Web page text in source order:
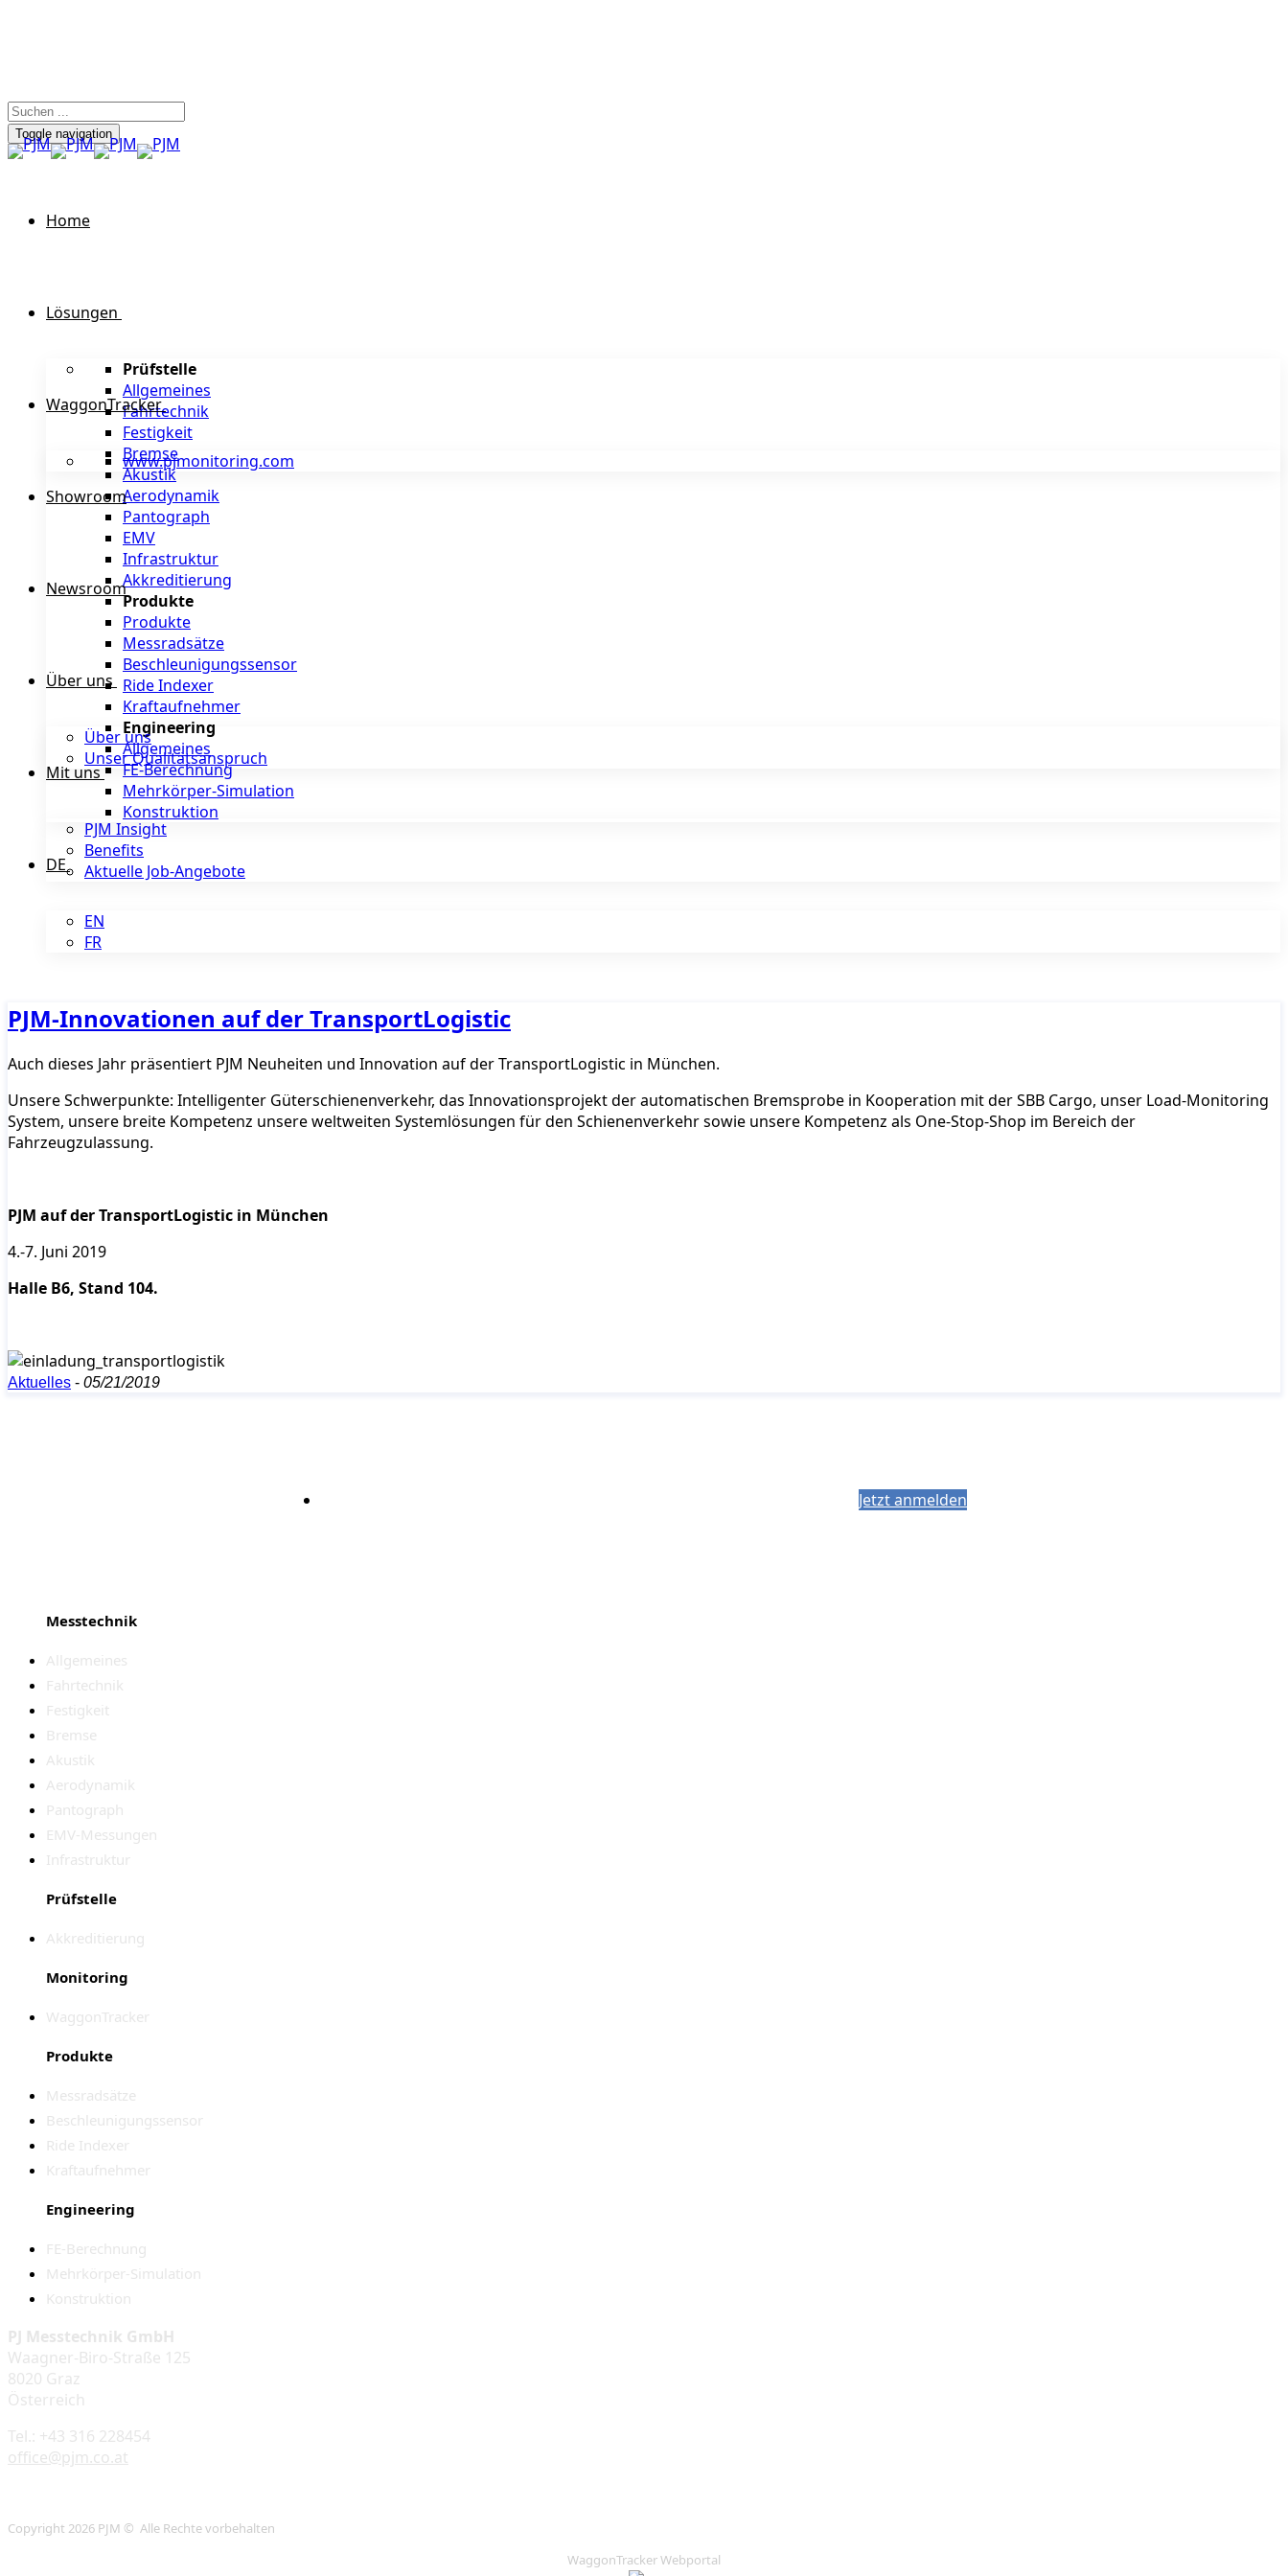
Toggle navigation
Home
Lösungen
Prüfstelle
Allgemeines
Fahrtechnik
Festigkeit
Bremse
Akustik
Aerodynamik
Pantograph
EMV
Infrastruktur
Akkreditierung
Produkte
Produkte
Messradsätze
Beschleunigungssensor
Ride Indexer
Kraftaufnehmer
Engineering
Allgemeines
FE-Berechnung
Mehrkörper-Simulation
Konstruktion
WaggonTracker
www.pjmonitoring.com
Showroom
Newsroom
Über uns
Über uns
Unser Qualitätsanspruch
Mit uns
PJM Insight
Benefits
Aktuelle Job-Angebote
DE
EN
FR
PJM-Innovationen auf der TransportLogistic
Auch dieses Jahr präsentiert PJM Neuheiten und Innovation auf der TransportLogistic in München.
Unsere Schwerpunkte: Intelligenter Güterschienenverkehr, das Innovationsprojekt der automatischen Bremsprobe in Kooperation mit der SBB Cargo, unser Load-Monitoring
System, unsere breite Kompetenz unsere weltweiten Systemlösungen für den Schienenverkehr sowie unsere Kompetenz als One-Stop-Shop im Bereich der
Fahrzeugzulassung.
PJM auf der TransportLogistic in München
4.-7. Juni 2019
Halle B6, Stand 104.
Aktuelles - 05/21/2019
Jetzt anmelden
Messtechnik
Allgemeines
Fahrtechnik
Festigkeit
Bremse
Akustik
Aerodynamik
Pantograph
EMV-Messungen
Infrastruktur
Prüfstelle
Akkreditierung
Monitoring
WaggonTracker
Produkte
Messradsätze
Beschleunigungssensor
Ride Indexer
Kraftaufnehmer
Engineering
FE-Berechnung
Mehrkörper-Simulation
Konstruktion
PJ Messtechnik GmbH
Waagner-Biro-Straße 125
8020 Graz
Österreich
Tel.: +43 316 228454
office@pjm.co.at
Copyright 2026 PJM © Alle Rechte vorbehalten
WaggonTracker Webportal